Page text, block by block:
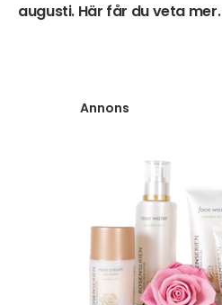
augusti. Här får du veta mer.
Annons